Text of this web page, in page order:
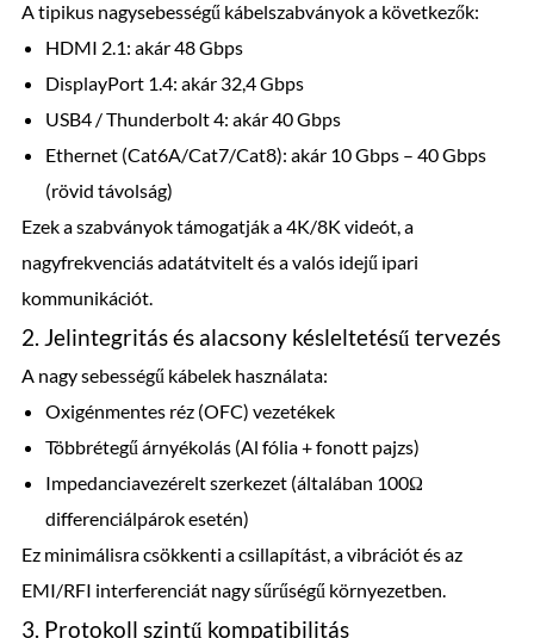
A tipikus nagysebességű kábelszabványok a következők:
HDMI 2.1: akár 48 Gbps
DisplayPort 1.4: akár 32,4 Gbps
USB4 / Thunderbolt 4: akár 40 Gbps
Ethernet (Cat6A/Cat7/Cat8): akár 10 Gbps – 40 Gbps
(rövid távolság)
Ezek a szabványok támogatják a 4K/8K videót, a
nagyfrekvenciás adatátvitelt és a valós idejű ipari
kommunikációt.
2. Jelintegritás és alacsony késleltetésű tervezés
A nagy sebességű kábelek használata:
Oxigénmentes réz (OFC) vezetékek
Többrétegű árnyékolás (Al fólia + fonott pajzs)
Impedanciavezérelt szerkezet (általában 100Ω
differenciálpárok esetén)
Ez minimálisra csökkenti a csillapítást, a vibrációt és az
EMI/RFI interferenciát nagy sűrűségű környezetben.
3. Protokoll szintű kompatibilitás